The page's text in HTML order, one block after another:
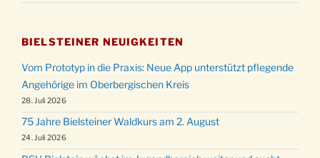
BIELSTEINER NEUIGKEITEN
Vom Prototyp in die Praxis: Neue App unterstützt pflegende
Angehörige im Oberbergischen Kreis
28. Juli 2026
75 Jahre Bielsteiner Waldkurs am 2. August
24. Juli 2026